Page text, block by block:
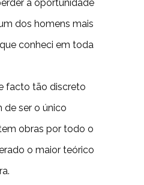
a oportunidade
dos homens mais
conheci em toda
facto tão discreto
de ser o único
obras por todo o
o maior teórico